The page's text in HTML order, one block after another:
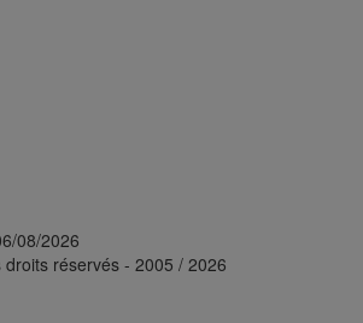
08/2026
droits réservés - 2005 / 2026